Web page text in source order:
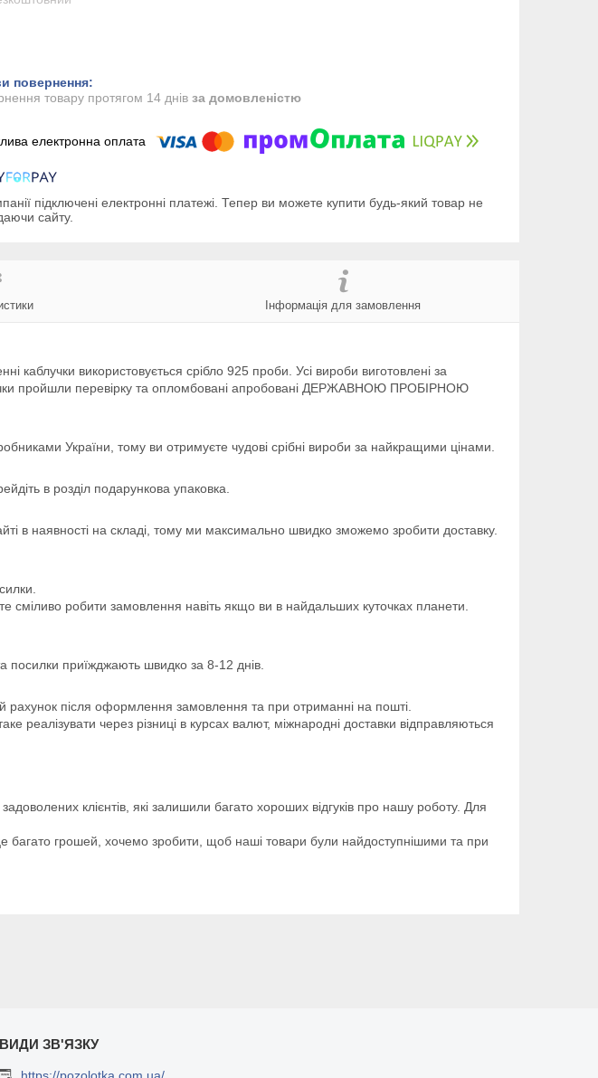
товару протягом 14 днів за домовленістю
підключені електронні платежі. Тепер ви можете купити будь-який товар не
сайту.
Інформація для замовлення
каблучки використовується срібло 925 проби. Усі вироби виготовлені за
пройшли перевірку та опломбовані апробовані ДЕРЖАВНОЮ ПРОБІРНОЮ
України, тому ви отримуєте чудові срібні вироби за найкращими цінами.
в розділ подарункова упаковка.
в наявності на складі, тому ми максимально швидко зможемо зробити доставку.
сміливо робити замовлення навіть якщо ви в найдальших куточках планети.
посилки приїжджають швидко за 8-12 днів.
після оформлення замовлення та при отриманні на пошті.
через різниці в курсах валют, міжнародні доставки відправляються
клієнтів, які залишили багато хороших відгуків про нашу роботу. Для
багато грошей, хочемо зробити, щоб наші товари були найдоступнішими та при
https://pozolotka.com.ua/